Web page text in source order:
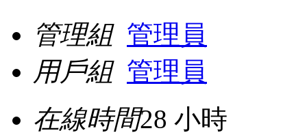
管理組 管理員
用戶組 管理員
在線時間28 小時